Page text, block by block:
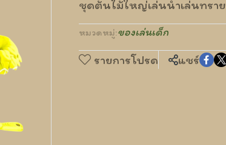
ชุดต้นไม้ใหญ่เล่นน้ำเล่นทราย
หมวดหมู่:ของเล่นเด็ก
รายการโปรด แชร์